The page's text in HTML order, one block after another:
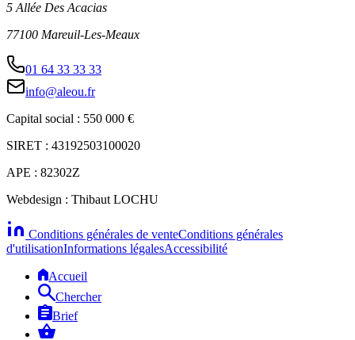
5 Allée Des Acacias
77100 Mareuil-Les-Meaux
01 64 33 33 33
info@aleou.fr
Capital social : 550 000 €
SIRET : 43192503100020
APE : 82302Z
Webdesign : Thibaut LOCHU
Conditions générales de venteConditions générales
d'utilisationInformations légalesAccessibilité
Accueil
Chercher
Brief